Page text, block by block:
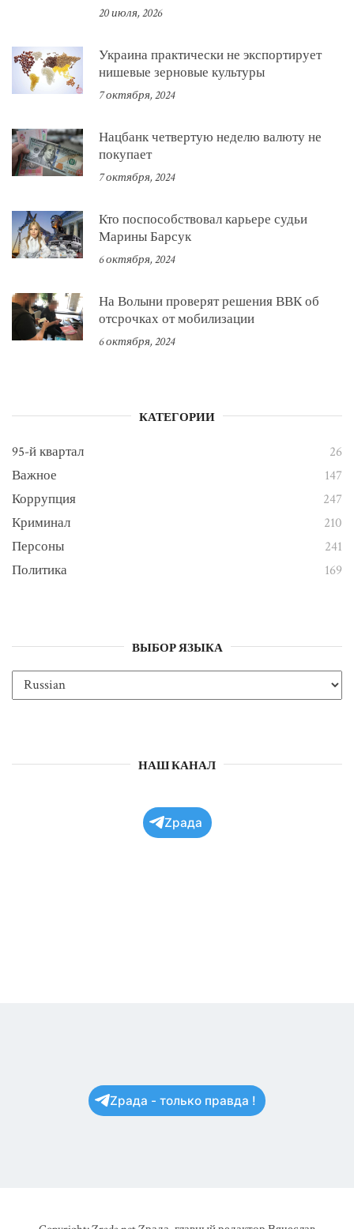
20 июля, 2026
Украина практически не экспортирует
нишевые зерновые культуры
7 октября, 2024
Нацбанк четвертую неделю валюту не
покупает
7 октября, 2024
Кто поспособствовал карьере судьи
Марины Барсук
6 октября, 2024
На Волыни проверят решения ВВК об
отсрочках от мобилизации
6 октября, 2024
КАТЕГОРИИ
95-й квартал
26
Важное
147
Коррупция
247
Криминал
210
Персоны
241
Политика
169
ВЫБОР ЯЗЫКА
НАШ КАНАЛ
Zрада
Zрада - только правда !